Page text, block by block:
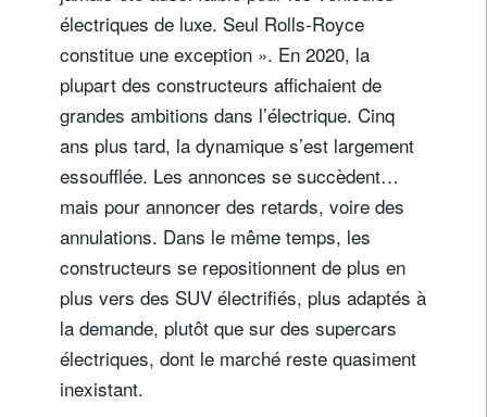
électriques de luxe. Seul Rolls-Royce
constitue une exception ». En 2020, la
plupart des constructeurs affichaient de
grandes ambitions dans l’électrique. Cinq
ans plus tard, la dynamique s’est largement
essoufflée. Les annonces se succèdent…
mais pour annoncer des retards, voire des
annulations. Dans le même temps, les
constructeurs se repositionnent de plus en
plus vers des SUV électrifiés, plus adaptés à
la demande, plutôt que sur des supercars
électriques, dont le marché reste quasiment
inexistant.